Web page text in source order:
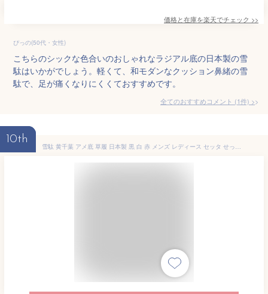
価格と在庫を楽天でチェック >>
ぴっの(50代・女性)
こちらのシックな色合いのおしゃれなラジアル底の日本製の雪
駄はいかがでしょう。軽くて、和モダンなクッション鼻緒の雪
駄で、足が痛くなりにくくておすすめです。
全てのおすすめコメント (1件) >
10th
雪駄 黄千葉 アメ底 草履 日本製 黒 白 赤 メンズ レディース セッタ せった 祭り アメゴム底 黄タタミ 竹春 黄千葉雪駄 アメ底タイプ M L LL (kh-ktbame-muji) 大きいサイズ 耐久性 よさこい 父の日 敬老 プレゼント サンダル 和装 【送料無料】【翌日配送対応】